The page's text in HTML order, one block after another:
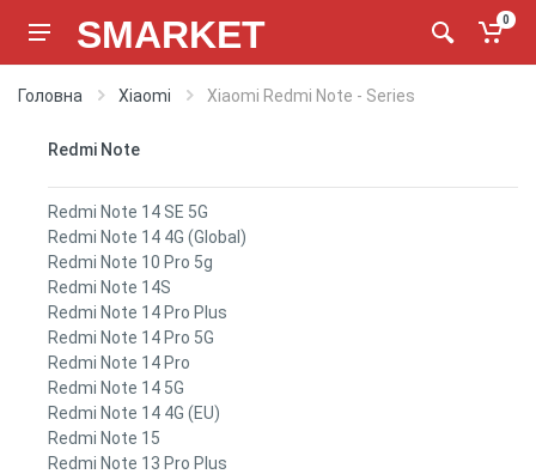
SMARKET 0
Головна Xiaomi Xiaomi Redmi Note - Series
Redmi Note
Redmi Note 14 SE 5G
Redmi Note 14 4G (Global)
Redmi Note 10 Pro 5g
Redmi Note 14S
Redmi Note 14 Pro Plus
Redmi Note 14 Pro 5G
Redmi Note 14 Pro
Redmi Note 14 5G
Redmi Note 14 4G (EU)
Redmi Note 15
Redmi Note 13 Pro Plus